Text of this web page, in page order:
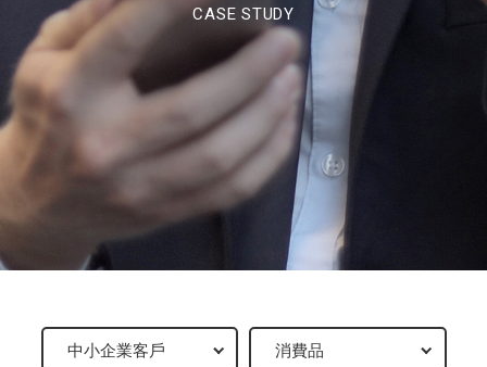
CASE STUDY